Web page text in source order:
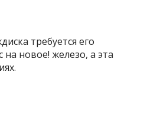
требуется его
новое! железо, а эта